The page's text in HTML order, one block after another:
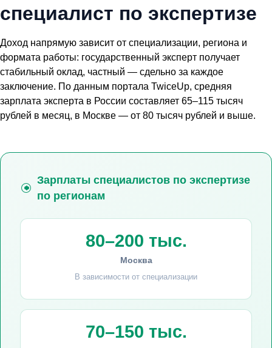
специалист по экспертизе
Доход напрямую зависит от специализации, региона и
формата работы: государственный эксперт получает
стабильный оклад, частный — сдельно за каждое
заключение. По данным портала TwiceUp, средняя
зарплата эксперта в России составляет 65–115 тысяч
рублей в месяц, в Москве — от 80 тысяч рублей и выше.
Зарплаты специалистов по экспертизе
по регионам
80–200 тыс.
Москва
В зависимости от специализации
70–150 тыс.